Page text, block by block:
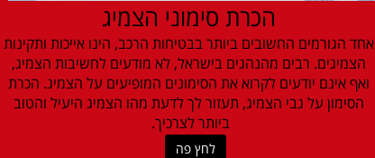
הכרת סימוני הצמיג
אחד הגורמים החשובים ביותר בבטיחות הרכב, הינו אייכות ותקינות
הצמיגים. רבים מהנהגים בישראל, לא מודעים לחשיבות הצמיג,
ואף אינם יודעים לקרוא את הסימונים המופיעים על הצמיג. הכרת
הסימון על גבי הצמיג, תעזור לך לדעת מהו הצמיג היעיל והטוב
ביותר לצרכיך.
לחץ פה